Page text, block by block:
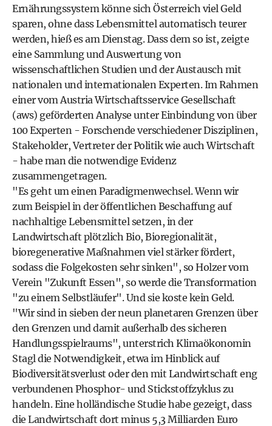
Ernährungssystem könne sich Österreich viel Geld
sparen, ohne dass Lebensmittel automatisch teurer
werden, hieß es am Dienstag. Dass dem so ist, zeigte
eine Sammlung und Auswertung von
wissenschaftlichen Studien und der Austausch mit
nationalen und internationalen Experten. Im Rahmen
einer vom Austria Wirtschaftsservice Gesellschaft
(aws) geförderten Analyse unter Einbindung von über
100 Experten - Forschende verschiedener Disziplinen,
Stakeholder, Vertreter der Politik wie auch Wirtschaft
- habe man die notwendige Evidenz
zusammengetragen.
"Es geht um einen Paradigmenwechsel. Wenn wir
zum Beispiel in der öffentlichen Beschaffung auf
nachhaltige Lebensmittel setzen, in der
Landwirtschaft plötzlich Bio, Bioregionalität,
bioregenerative Maßnahmen viel stärker fördert,
sodass die Folgekosten sehr sinken", so Holzer vom
Verein "Zukunft Essen", so werde die Transformation
"zu einem Selbstläufer". Und sie koste kein Geld.
"Wir sind in sieben der neun planetaren Grenzen über
den Grenzen und damit außerhalb des sicheren
Handlungsspielraums", unterstrich Klimaökonomin
Stagl die Notwendigkeit, etwa im Hinblick auf
Biodiversitätsverlust oder den mit Landwirtschaft eng
verbundenen Phosphor- und Stickstoffzyklus zu
handeln. Eine holländische Studie habe gezeigt, dass
die Landwirtschaft dort minus 5,3 Milliarden Euro